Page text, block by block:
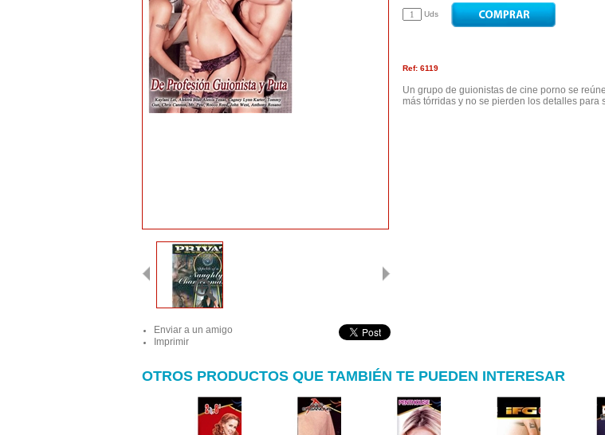
Enviar a un amigo
Imprimir
Uds
Ref: 6119
Un grupo de guionistas de cine porno se
más tórridas y no se pierden los detalles
OTROS PRODUCTOS QUE TAMBIÉN TE PUEDEN INTERESAR